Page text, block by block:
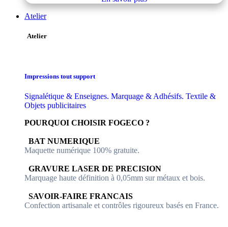
Atelier
Atelier
Impressions tout support
Signalétique & Enseignes. Marquage & Adhésifs. Textile &
Objets publicitaires
POURQUOI CHOISIR FOGECO ?
​​ BAT NUMERIQUE
Maquette numérique 100% ​gratuite.
​GRAVURE LASER DE PRECISION
Marquage haute définition à 0,05mm sur métaux et bois.
​SAVOIR-FAIRE FRANCAIS
Confection artisanale et contrôles ​rigoureux basés en France.